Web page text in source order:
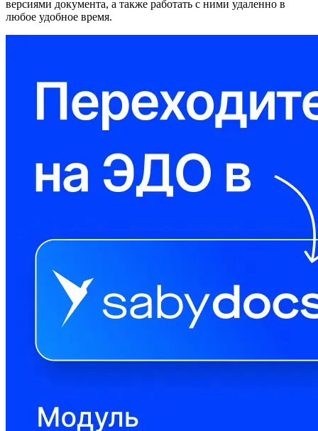
версиями документа, а также работать с ними удаленно в
любое удобное время.